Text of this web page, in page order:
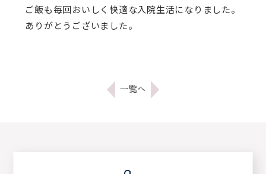
ご飯も毎回おいしく快適な入院生活になりました。
ありがとうございました。
一覧へ